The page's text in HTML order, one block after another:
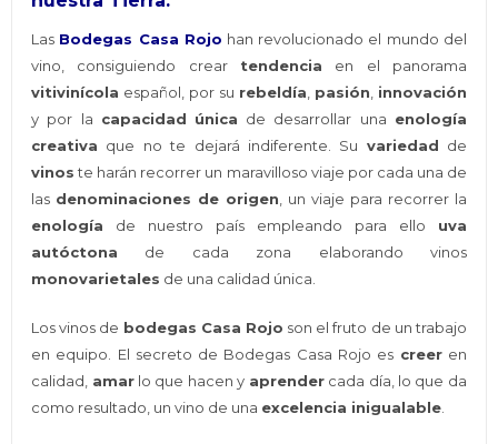
Las Bodegas Casa Rojo han revolucionado el mundo del
vino, consiguiendo crear tendencia en el panorama
vitivinícola español, por su rebeldía, pasión, innovación
y por la capacidad única de desarrollar una enología
creativa que no te dejará indiferente. Su variedad de
vinoste harán recorrer un maravilloso viaje por cada una de
las denominaciones de origen, un viaje para recorrer la
enología de nuestro país empleando para ello uva
autóctona de cada zona elaborando vinos
monovarietales de una calidad única.
Los vinos de bodegas Casa Rojo son el fruto de un trabajo
en equipo. El secreto de Bodegas Casa Rojo es creeren
calidad, amarlo que hacen y aprendercada día, lo que da
como resultado, un vino de una excelencia inigualable.